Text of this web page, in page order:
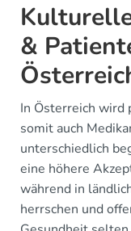
&
In Österreich wird
somit auch
unterschiedlich
eine höhere
während in
herrschen und